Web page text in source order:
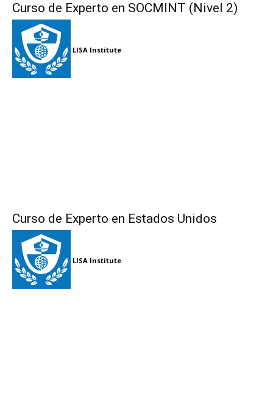
Curso de Experto en SOCMINT (Nivel 2)
LISA Institute
Curso de Experto en Estados Unidos
LISA Institute